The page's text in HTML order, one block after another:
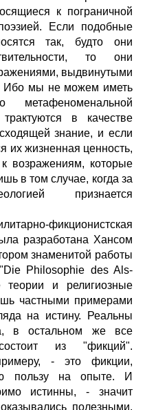
к пограничной
Если подобные
так, будто они
то они
выдвинутыми
Ибо мы не можем иметь
метафеноменальной
в качестве
знание, и если
их жизненная ценность,
возражениям, которые
в том случае, когда за
признается
фикционистская
разработана Хансом
знаменитой работы
Philosophie des Als-
теории и религиозные
частными примерами
на истину. Реальны
в остальном же все
из "фикций".
- это фикции,
пользу на опыте. И
истинны, - значит
полезными.